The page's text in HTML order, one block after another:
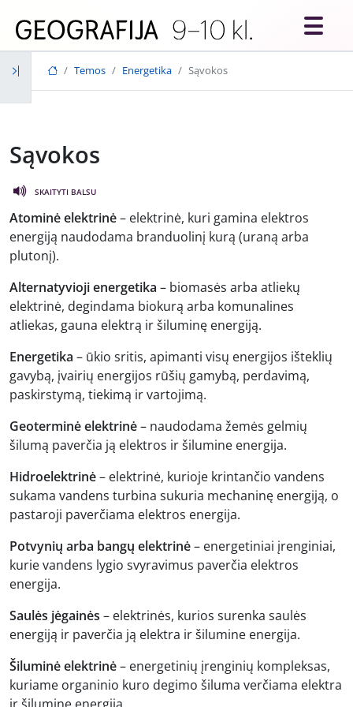
Temos Energetika Sąvokos
Sąvokos
SKAITYTI BALSU
Atominė elektrinė– elektrinė, kuri gamina elektros
energiją naudodama branduolinį kurą (uraną arba
plutonį).
Alternatyvioji energetika – biomasės arba atliekų
elektrinė, degindama biokurą arba komunalines
atliekas, gauna elektrą ir šiluminę energiją.
Energetika – ūkio sritis, apimanti visų energijos išteklių
gavybą, įvairių energijos rūšių gamybą, perdavimą,
paskirstymą, tiekimą ir vartojimą.
Geoterminė elektrinė– naudodama žemės gelmių
šilumą paverčia ją elektros ir šilumine energija.
Hidroelektrinė– elektrinė, kurioje krintančio vandens
sukama vandens turbina sukuria mechaninę energiją, o
pastaroji paverčiama elektros energija.
Potvynių arba bangų elektrinė– energetiniai įrenginiai,
kurie vandens lygio svyravimus paverčia elektros
energija.
Saulės jėgainės – elektrinės, kurios surenka saulės
energiją ir paverčia ją elektra ir šilumine energija.
Šiluminė elektrinė– energetinių įrenginių kompleksas,
kuriame organinio kuro degimo šiluma verčiama elektra
ir šilumine energija.